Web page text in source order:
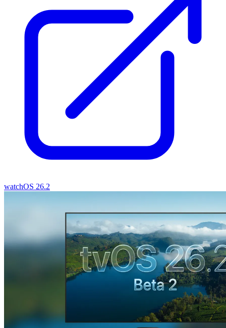
watchOS 26.2